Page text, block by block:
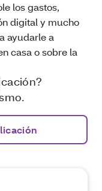
los gastos,
digital y mucho
ayudarle a
casa o sobre la